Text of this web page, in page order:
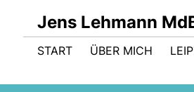
Jens Lehmann
START ÜBER MICH